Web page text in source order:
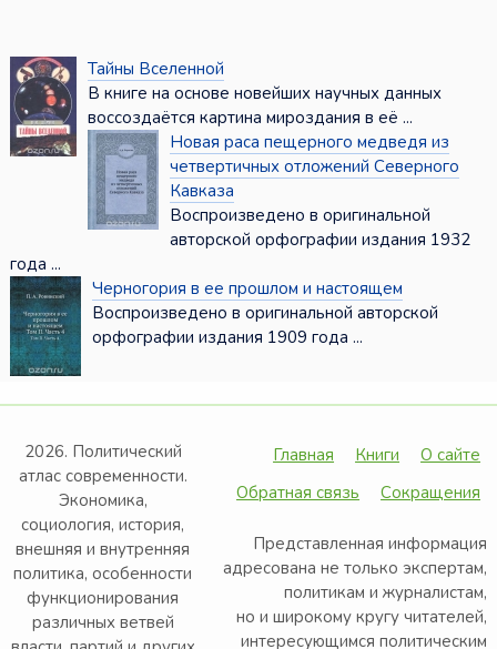
Тайны Вселенной
В книге на основе новейших научных данных
воссоздаётся картина мироздания в её ...
Новая раса пещерного медведя из
четвертичных отложений Северного
Кавказа
Воспроизведено в оригинальной
авторской орфографии издания 1932
года ...
Черногория в ее прошлом и настоящем
Воспроизведено в оригинальной авторской
орфографии издания 1909 года ...
2026. Политический
атлас современности.
Экономика,
социология, история,
внешняя и внутренняя
политика, особенности
функционирования
различных ветвей
Главная Книги
О сайте
Обратная связь
Сокращения
Представленная информация
адресована не только экспертам,
политикам и журналистам,
но и широкому кругу читателей,
интересующимся политическим